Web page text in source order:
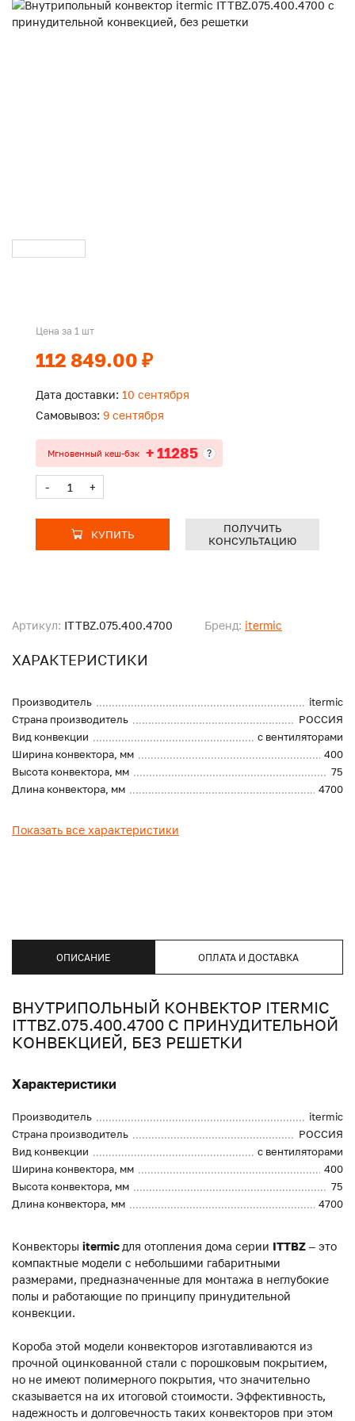
Артикул: ITTBZ.075.400.4700 Бренд: itermic
ХАРАКТЕРИСТИКИ
Производитель
itermic
Страна производитель
РОССИЯ
Вид конвекции
с вентиляторами
Ширина конвектора, мм
400
Высота конвектора, мм
75
Длина конвектора, мм
4700
Показать все характеристики
Цена за 1 шт
112 849.00 ₽
Дата доставки: 10 сентября
Самовывоз: 9 сентября
Мгновенный кеш-бэк + 11285 ?
- +
КУПИТЬ
ПОЛУЧИТЬ
КОНСУЛЬТАЦИЮ
ОПИСАНИЕ ОПЛАТА И ДОСТАВКА
ВНУТРИПОЛЬНЫЙ КОНВЕКТОР ITERMIC
ITTBZ.075.400.4700 С ПРИНУДИТЕЛЬНОЙ
КОНВЕКЦИЕЙ, БЕЗ РЕШЕТКИ
Характеристики
Производитель
itermic
Страна производитель
РОССИЯ
Вид конвекции
с вентиляторами
Ширина конвектора, мм
400
Высота конвектора, мм
75
Длина конвектора, мм
4700
Конвекторы itermic для отопления дома серии ITTBZ – это
компактные модели с небольшими габаритными
размерами, предназначенные для монтажа в неглубокие
полы и работающие по принципу принудительной
конвекции.
Короба этой модели конвекторов изготавливаются из
прочной оцинкованной стали с порошковым покрытием,
но не имеют полимерного покрытия, что значительно
сказывается на их итоговой стоимости. Эффективность,
надежность и долговечность таких конвекторов при этом